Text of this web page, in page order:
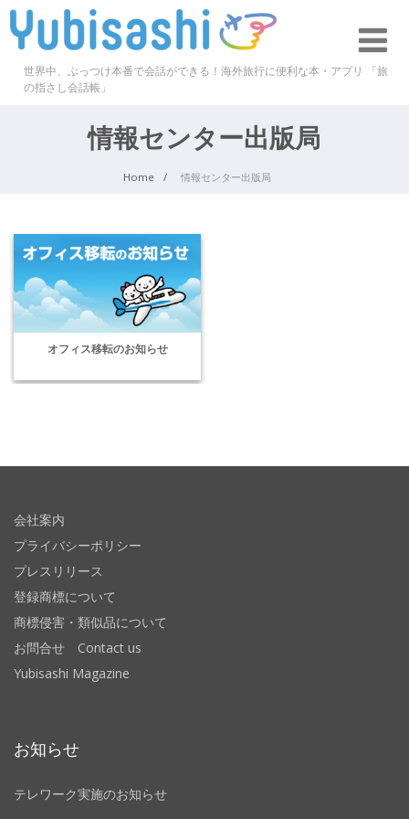
世界中、ぶっつけ本番で会話ができる！海外旅行に便利な本・アプリ 「旅
の指さし会話帳」
情報センター出版局
Home 情報センター出版局
オフィス移転のお知らせ
会社案内
プライバシーポリシー
プレスリリース
登録商標について
商標侵害・類似品について
お問合せ Contact us
Yubisashi Magazine
お知らせ
テレワーク実施のお知らせ